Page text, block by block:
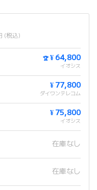
(税込)
🏆 ¥ 64,800
イオシス
¥ 77,800
ダイワンテレコム
¥ 75,800
イオシス
在庫なし
在庫なし